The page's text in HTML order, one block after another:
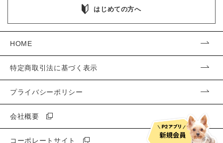
はじめての方へ
HOME
特定商取引法に基づく表示
プライバシーポリシー
会社概要
コーポレートサイト